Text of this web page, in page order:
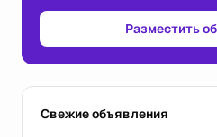
Разместить
Свежие объявления